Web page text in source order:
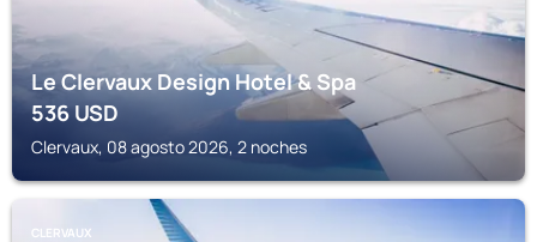
Le Clervaux Design Hotel & Spa
536USD
Clervaux, 08 agosto 2026, 2 noches
CLERVAUX